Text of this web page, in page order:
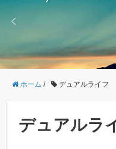
ホーム / デュアルライフ
デュアルラ